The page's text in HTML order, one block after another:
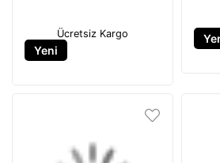
Ücretsiz Kargo
Yeni